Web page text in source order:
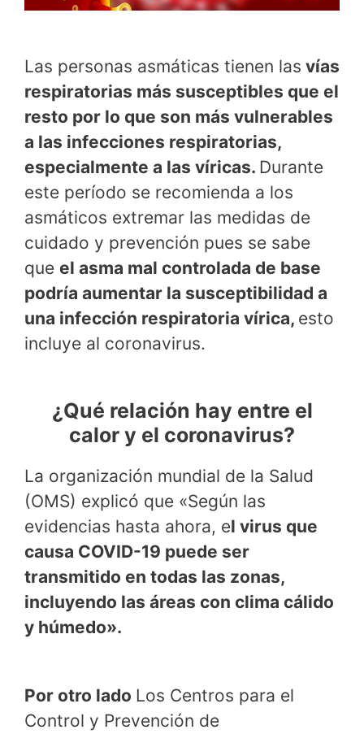
Las personas asmáticas tienen las vías
respiratorias más susceptibles que el
resto por lo que son más vulnerables
a las infecciones respiratorias,
especialmente a las víricas. Durante
este período se recomienda a los
asmáticos extremar las medidas de
cuidado y prevención pues se sabe
que el asma mal controlada de base
podría aumentar la susceptibilidad a
una infección respiratoria vírica, esto
incluye al coronavirus.
¿Qué relación hay entre el
calor y el coronavirus?
La organización mundial de la Salud
(OMS) explicó que «Según las
evidencias hasta ahora, el virus que
causa COVID-19 puede ser
transmitido en todas las zonas,
incluyendo las áreas con clima cálido
y húmedo».
Por otro lado Los Centros para el
Control y Prevención de